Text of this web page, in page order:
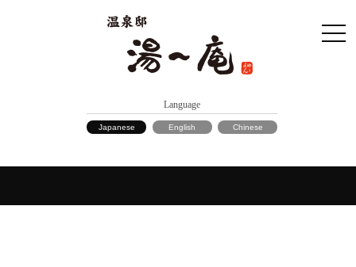
Language
Japanese English Chinese